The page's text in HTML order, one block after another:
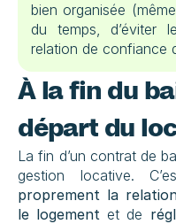
bien organisée
du temps, d’éviter
relation de confiance
À la fin du
départ du
La fin d’un contrat de
gestion locative.
proprement la
le logement et de